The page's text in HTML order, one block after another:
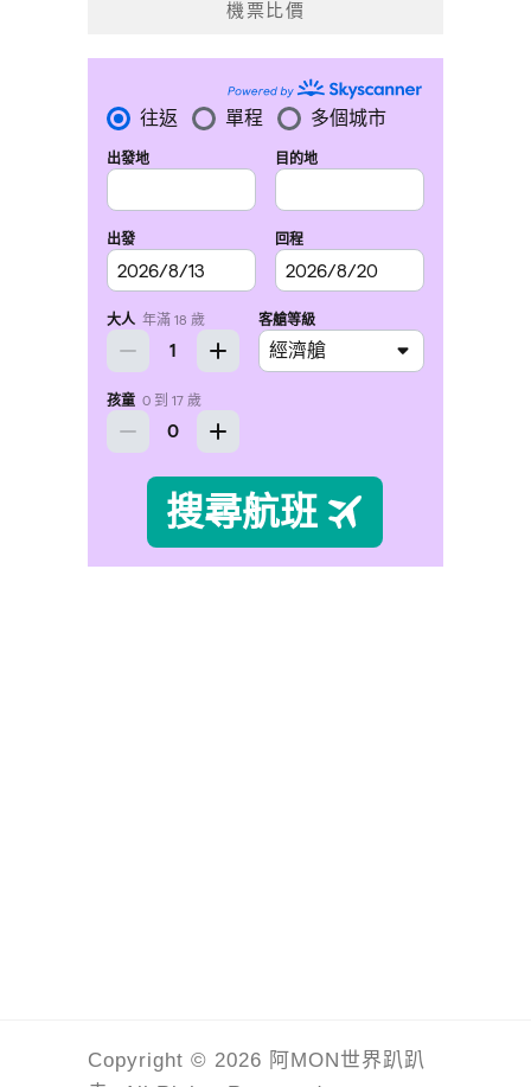
機票比價
Copyright © 2026 阿MON世界趴趴